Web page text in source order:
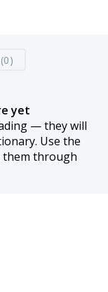
yet
— they will
Use the
them through